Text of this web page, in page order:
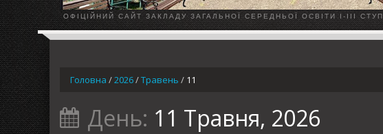
ОФІЦІЙНИЙ САЙТ ЗАКЛАДУ ЗАГАЛЬНОЇ СЕРЕДНЬОЇ ОСВІТИ І-ІІІ
Головна /2026/Травень / 11
День: 11 Травня, 2026